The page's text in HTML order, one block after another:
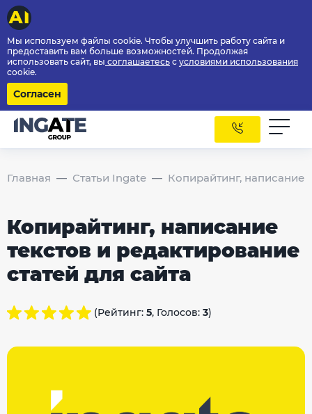
Мы используем файлы cookie. Чтобы улучшить работу сайта и
предоставить вам больше возможностей. Продолжая
использовать сайт, вы соглашаетесь с условиями использования
cookie.
Согласен
Главная Статьи Ingate Копирайтинг, написание
Копирайтинг, написание
текстов и редактирование
статей для сайта
(Рейтинг: 5, Голосов: 3)